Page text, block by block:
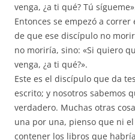
venga, ¿a ti qué? Tú
Entonces se empezó a
de que ese discípulo no
no moriría, sino: «Si quiero
venga, ¿a ti qué?».
Este es el discípulo que da
escrito; y nosotros sabemos
verdadero. Muchas otras
una por una, pienso que ni
contener los libros que